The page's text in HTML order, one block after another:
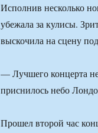
Исполнив несколько
убежала за кулисы.
выскочила на сцену
— Лучшего концерта
приснилось небо
Прошел второй час